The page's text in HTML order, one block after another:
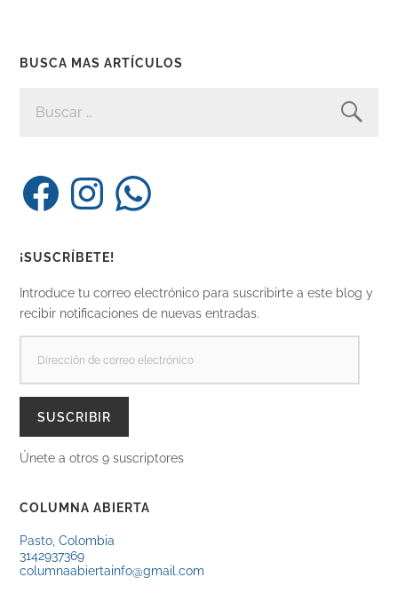
BUSCA MAS ARTÍCULOS
FacebookInstagramWhatsApp
¡SUSCRÍBETE!
Introduce tu correo electrónico para suscribirte a este blog y
recibir notificaciones de nuevas entradas.
CORREO
SUSCRIBIR
Únete a otros 9 suscriptores
COLUMNA ABIERTA
Pasto, Colombia
3142937369
columnaabiertainfo@gmail.com